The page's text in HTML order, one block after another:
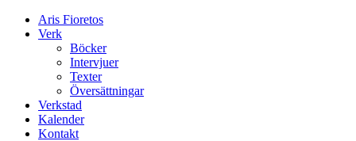
Aris Fioretos
Verk
Böcker
Intervjuer
Texter
Översättningar
Verkstad
Kalender
Kontakt